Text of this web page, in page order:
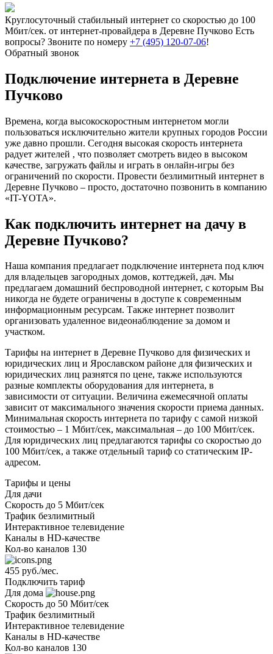
Круглосуточный стабильный интернет со скоростью до 100
Мбит/сек. от интернет-провайдера в Деревне Пучково Есть
вопросы? Звоните по номеру +7 (495) 120-07-06!
Обратный звонок
Подключение интернета в Деревне
Пучково
Времена, когда высокоскоростным интернетом могли
пользоваться исключительно жители крупных городов России
уже давно прошли. Сегодня высокая скорость интернета
радует жителей , что позволяет смотреть видео в высоком
качестве, загружать файлы и играть в онлайн-игры без
ограничений по скорости. Провести безлимитный интернет в
Деревне Пучково – просто, достаточно позвонить в компанию
«IT-YOTA».
Как подключить интернет на дачу в
Деревне Пучково?
Наша компания предлагает подключение интернета под ключ
для владельцев загородных домов, коттеджей, дач. Мы
предлагаем домашний беспроводной интернет, с которым Вы
никогда не будете ограничены в доступе к современным
информационным ресурсам. Также интернет позволит
организовать удаленное видеонаблюдение за домом и
участком.
Тарифы на интернет в Деревне Пучково для физических и
юридических лиц и Ярославском районе для физических и
юридических лиц разнятся по цене, также используются
разные комплекты оборудования для интернета, в
зависимости от ситуации. Величина ежемесячной оплаты
зависит от максимального значения скорости приема данных.
Минимальная скорость интернета по тарифу с самой низкой
стоимостью – 1 Мбит/сек, максимальная – до 100 Мбит/сек.
Для юридических лиц предлагаются тарифы со скоростью до
100 Мбит/сек, а также отдельный тариф со статическим IP-
адресом.
Тарифы и цены
Для дачи
Скорость до 5 Мбит/сек
Трафик безлимитный
Интерактивное телевидение
Каналы в HD-качестве
Кол-во каналов 130
455 руб./мес.
Подключить тариф
Для дома
Скорость до 50 Мбит/сек
Трафик безлимитный
Интерактивное телевидение
Каналы в HD-качестве
Кол-во каналов 130